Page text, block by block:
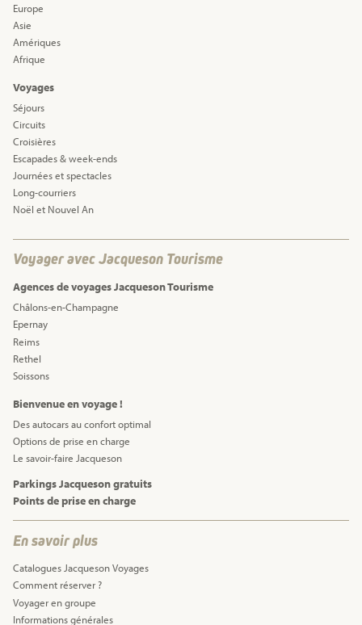
Europe
Asie
Amériques
Afrique
Voyages
Séjours
Circuits
Croisières
Escapades & week-ends
Journées et spectacles
Long-courriers
Noël et Nouvel An
Voyager avec Jacqueson Tourisme
Agences de voyages Jacqueson Tourisme
Châlons-en-Champagne
Epernay
Reims
Rethel
Soissons
Bienvenue en voyage !
Des autocars au confort optimal
Options de prise en charge
Le savoir-faire Jacqueson
Parkings Jacqueson gratuits
Points de prise en charge
En savoir plus
Catalogues Jacqueson Voyages
Comment réserver ?
Voyager en groupe
Informations générales